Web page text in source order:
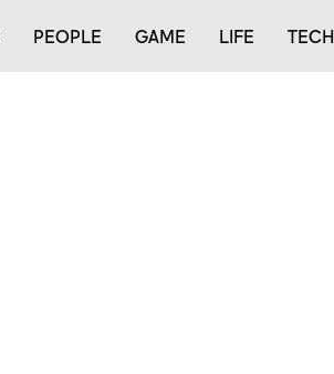
PEOPLE GAME LIFE TECH